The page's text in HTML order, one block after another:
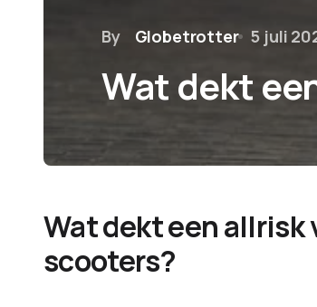
By Globetrotter 5 juli
Wat dekt
Wat dekt een
scooters?